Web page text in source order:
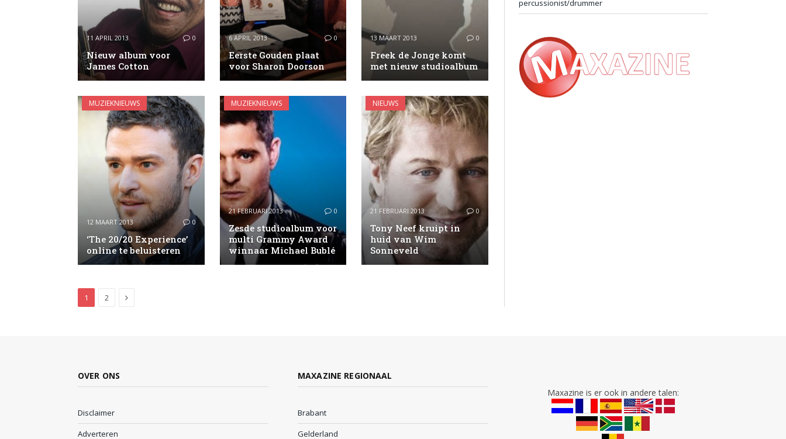
11 APRIL 2013 0
Nieuw album voor
James Cotton
6 APRIL 2013 0
Eerste Gouden plaat
voor Sharon Doorson
13 MAART 2013 0
Freek de Jonge komt
met nieuw studioalbum
MUZIEKNIEUWS
12 MAART 2013 0
‘The 20/20 Experience’
online te beluisteren
MUZIEKNIEUWS
21 FEBRUARI 2013 0
Zesde studioalbum voor
multi Grammy Award
winnaar Michael Bublé
NIEUWS
21 FEBRUARI 2013 0
Tony Neef kruipt in
huid van Wim
Sonneveld
1 2 Next
percussionist/drummer
OVER ONS
Disclaimer
Adverteren
MAXAZINE REGIONAAL
Brabant
Gelderland
Maxazine is er ook in andere talen: